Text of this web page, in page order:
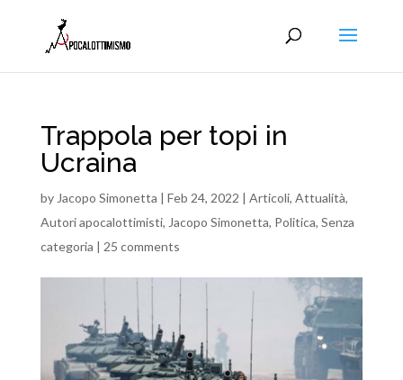
Trappola per topi in
Ucraina
by Jacopo Simonetta | Feb 24, 2022 | Articoli, Attualità,
Autori apocalottimisti, Jacopo Simonetta, Politica, Senza
categoria | 25 comments